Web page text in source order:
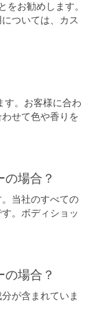
をお勧めします。
ついては、カス
す。お客様に合わ
せて色や香りを
場合？
当社のすべての
。ボディショッ
場合？
が含まれていま